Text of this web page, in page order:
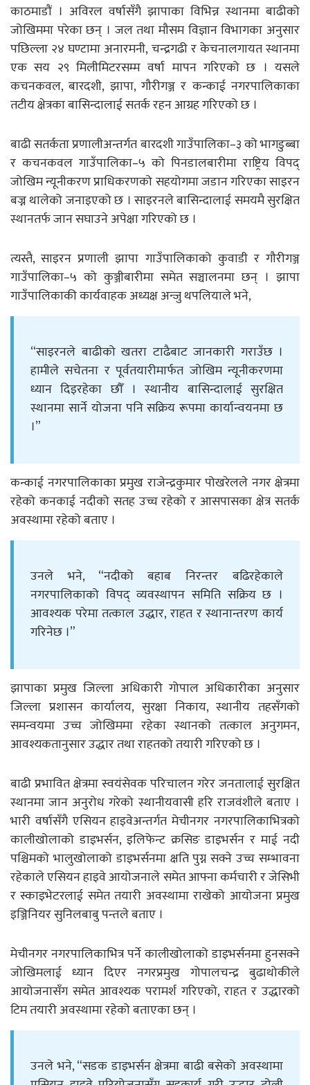
काठमाडौं । अविरल वर्षासँगै झापाका विभिन्न स्थानमा बाढीको
जोखिममा परेका छन् । जल तथा मौसम विज्ञान विभागका अनुसार
पछिल्ला २४ घण्टामा अनारमनी, चन्द्रगढी र केचनालगायत स्थानमा
एक सय २९ मिलीमिटरसम्म वर्षा मापन गरिएको छ । यसले
कचनकवल, बारदशी, झापा, गौरीगञ्ज र कन्काई नगरपालिकाका
तटीय क्षेत्रका बासिन्दालाई सतर्क रहन आग्रह गरिएको छ ।
बाढी सतर्कता प्रणालीअन्तर्गत बारदशी गाउँपालिका–३ को भागडुब्बा
र कचनकवल गाउँपालिका–५ को पिनडालबारीमा राष्ट्रिय विपद्
जोखिम न्यूनीकरण प्राधिकरणको सहयोगमा जडान गरिएका साइरन
बज्न थालेको जनाइएको छ । साइरनले बासिन्दालाई समयमै सुरक्षित
स्थानतर्फ जान सघाउने अपेक्षा गरिएको छ ।
त्यस्तै, साइरन प्रणाली झापा गाउँपालिकाको कुवाडी र गौरीगञ्ज
गाउँपालिका–५ को कुञ्जीबारीमा समेत सञ्चालनमा छन् । झापा
गाउँपालिकाकी कार्यवाहक अध्यक्ष अन्जु थपलियाले भने,
“साइरनले बाढीको खतरा टाढैबाट जानकारी गराउँछ ।
हामीले सचेतना र पूर्वतयारीमार्फत जोखिम न्यूनीकरणमा
ध्यान दिइरहेका छौँ । स्थानीय बासिन्दालाई सुरक्षित
स्थानमा सार्ने योजना पनि सक्रिय रूपमा कार्यान्वयनमा छ
।”
कन्काई नगरपालिकाका प्रमुख राजेन्द्रकुमार पोखरेलले नगर क्षेत्रमा
रहेको कनकाई नदीको सतह उच्च रहेको र आसपासका क्षेत्र सतर्क
अवस्थामा रहेको बताए ।
उनले भने, “नदीको बहाब निरन्तर बढिरहेकाले
नगरपालिकाको विपद् व्यवस्थापन समिति सक्रिय छ ।
आवश्यक परेमा तत्काल उद्धार, राहत र स्थानान्तरण कार्य
गरिनेछ ।”
झापाका प्रमुख जिल्ला अधिकारी गोपाल अधिकारीका अनुसार
जिल्ला प्रशासन कार्यालय, सुरक्षा निकाय, स्थानीय तहसँगको
समन्वयमा उच्च जोखिममा रहेका स्थानको तत्काल अनुगमन,
आवश्यकतानुसार उद्धार तथा राहतको तयारी गरिएको छ ।
बाढी प्रभावित क्षेत्रमा स्वयंसेवक परिचालन गरेर जनतालाई सुरक्षित
स्थानमा जान अनुरोध गरेको स्थानीयवासी हरि राजवंशीले बताए ।
भारी वर्षासँगै एसियन हाइवेअन्तर्गत मेचीनगर नगरपालिकाभित्रको
कालीखोलाको डाइभर्सन, इलिफेन्ट क्रसिङ डाइभर्सन र माई नदी
पश्चिमको भालुखोलाको डाइभर्सनमा क्षति पुग्न सक्ने उच्च सम्भावना
रहेकाले एसियन हाइवे आयोजनाले समेत आफ्ना कर्मचारी र जेसिभी
र स्काइभेटरलाई समेत तयारी अवस्थामा राखेको आयोजना प्रमुख
इञ्जिनियर सुनिलबाबु पन्तले बताए ।
मेचीनगर नगरपालिकाभित्र पर्ने कालीखोलाको डाइभर्सनमा हुनसक्ने
जोखिमलाई ध्यान दिएर नगरप्रमुख गोपालचन्द्र बुढाथोकीले
आयोजनासँग समेत आवश्यक परामर्श गरिएको, राहत र उद्धारको
टिम तयारी अवस्थामा रहेको बताएका छन् ।
उनले भने, “सडक डाइभर्सन क्षेत्रमा बाढी बसेको अवस्थामा